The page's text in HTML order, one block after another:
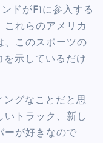
ドがF1に参入する
これらのアメリカ
、このスポーツの
を示しているだけ
ングなことだと思
いトラック、新し
ーが好きなので